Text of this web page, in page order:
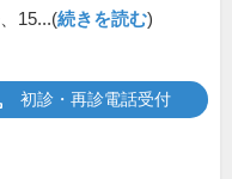
15...(続きを読む)
初診・再診電話受付